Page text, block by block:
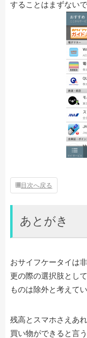
することはまずないで
目次へ戻る
あとがき
おサイフケータイは
更の際の選択肢とし
ものは除外と考えて
残高とスマホさえあ
買い物ができると言